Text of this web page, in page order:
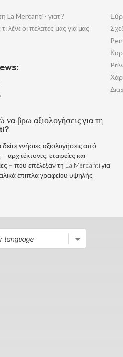
La Mercanti - γιατι?
λένε οι πελατες μας για μας
βρω αξιολογήσεις για τη
γνήσιες αξιολογήσεις από
αρχιτέκτονες, εταιρείες και
– που επέλεξαν τη La Mercanti για
έπιπλα γραφείου υψηλής